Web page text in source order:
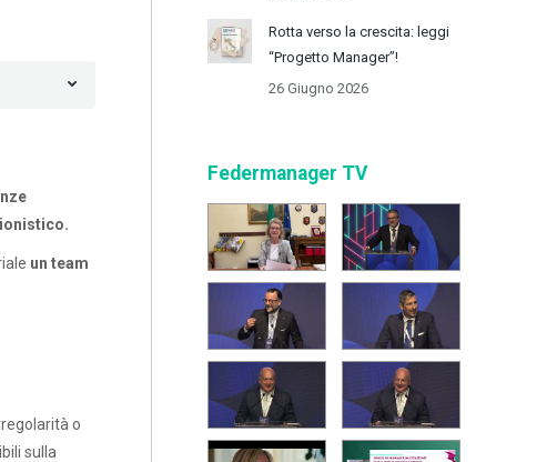
un team
o
sulla
Rotta verso la crescita: leggi
“Progetto Manager”!
26 Giugno 2026
Federmanager TV